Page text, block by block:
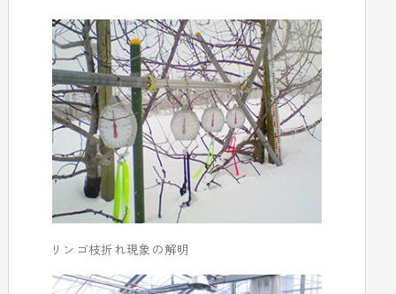
リンゴ枝折れ現象の解明